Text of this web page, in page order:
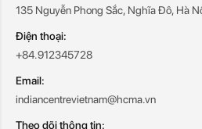
135 Nguyễn Phong Sắc, Nghĩa Đô, Hà
Điện thoại:
+84.912345728
Email:
indiancentrevietnam@hcma.vn
Theo dõi thông tin: